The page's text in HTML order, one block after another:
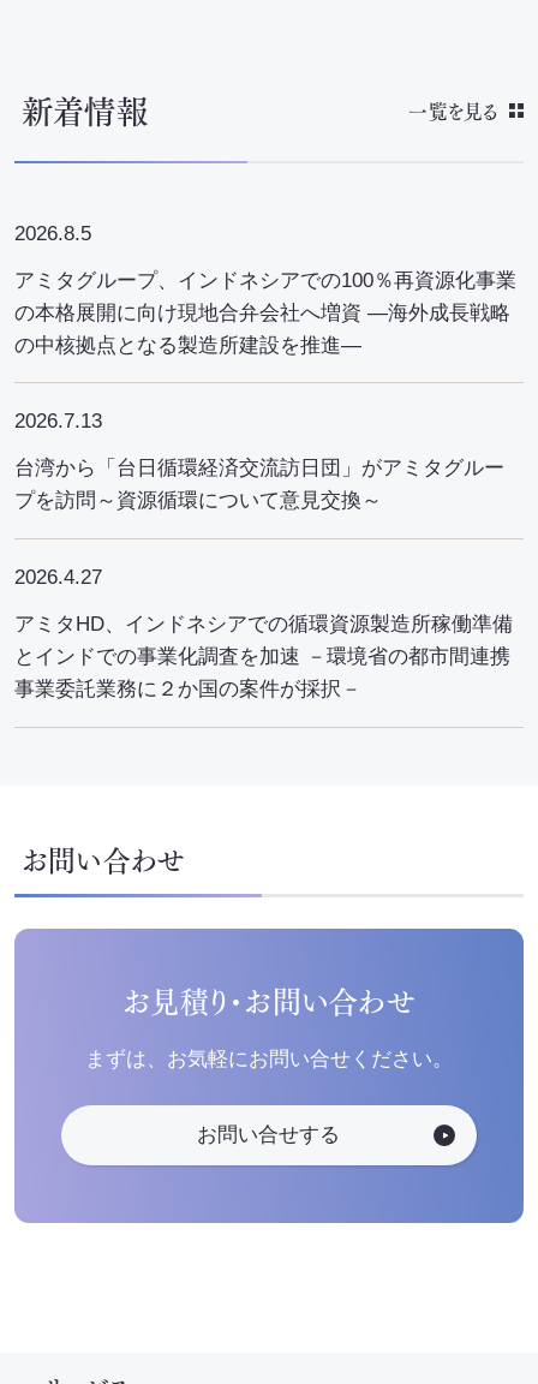
新着情報 一覧を見る
2026.8.5
アミタグループ、インドネシアでの100％再資源化事業
の本格展開に向け現地合弁会社へ増資 ―海外成長戦略
の中核拠点となる製造所建設を推進―
2026.7.13
台湾から「台日循環経済交流訪日団」がアミタグルー
プを訪問～資源循環について意見交換～
2026.4.27
アミタHD、インドネシアでの循環資源製造所稼働準備
とインドでの事業化調査を加速 －環境省の都市間連携
事業委託業務に２か国の案件が採択－
お問い合わせ
お見積り・お問い合わせ
まずは、お気軽にお問い合せください。
お問い合せする